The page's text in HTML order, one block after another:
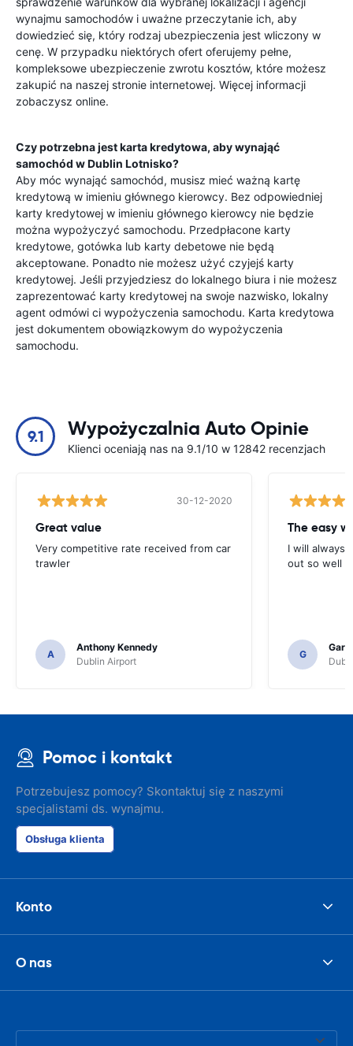
wynajmu samochodów i uważne przeczytanie ich, aby
dowiedzieć się, który rodzaj ubezpieczenia jest wliczony w
cenę. W przypadku niektórych ofert oferujemy pełne,
kompleksowe ubezpieczenie zwrotu kosztów, które możesz
zakupić na naszej stronie internetowej. Więcej informacji
zobaczysz online.
Czy potrzebna jest karta kredytowa, aby wynająć
samochód wDublin Lotnisko?
Aby móc wynająć samochód, musisz mieć ważną kartę
kredytową w imieniu głównego kierowcy. Bez odpowiedniej
karty kredytowej w imieniu głównego kierowcy nie będzie
można wypożyczyć samochodu. Przedpłacone karty
kredytowe, gotówka lub karty debetowe nie będą
akceptowane. Ponadto nie możesz użyć czyjejś karty
kredytowej. Jeśli przyjedziesz do lokalnego biura i nie możesz
zaprezentować karty kredytowej na swoje nazwisko, lokalny
agent odmówi ci wypożyczenia samochodu. Karta kredytowa
jest dokumentem obowiązkowym do wypożyczenia
samochodu.
9.1 Wypożyczalnia Auto Opinie
Klienci oceniają nas na 9.1/10 w 12842 recenzjach
30-12-2020
Great value
Very competitive rate received from car
trawler
A
Anthony Kennedy
Dublin Airport
I will always
out so well
G
Gary
Pomoc i kontakt
Potrzebujesz pomocy? Skontaktuj się z naszymi
specjalistami ds. wynajmu.
Obsługa klienta
Konto
O nas